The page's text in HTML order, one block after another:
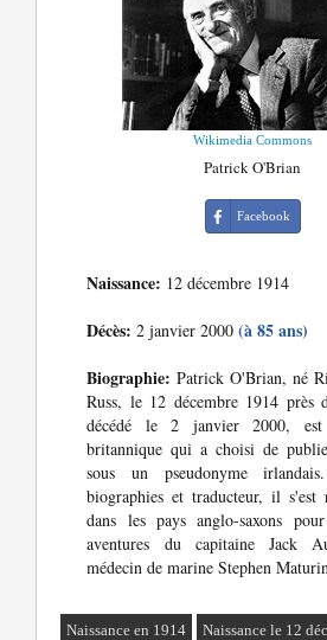
Wikimedia Commons
Patrick O'Brian
Facebook
Naissance: 12 décembre 1914
Décès: 2 janvier 2000(à 85 ans)
Biographie: Patrick O'Brian, né
Russ, le 12 décembre 1914 près
décédé le 2 janvier 2000,
britannique qui a choisi de
sous un pseudonyme
biographies et traducteur, il s'est
dans les pays anglo-saxons
aventures du capitaine Jack
médecin de marine Stephen
Naissance en 1914 Naissance le 12